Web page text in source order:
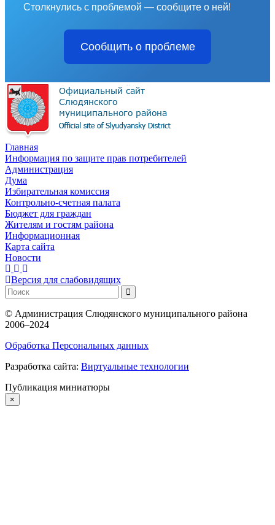
Столкнулись с проблемой — сообщите о ней!
Сообщить о проблеме
Главная
Информация по защите прав потребителей
Администрация
Дума
Избирательная комиссия
Контрольно-счетная палата
Бюджет для граждан
Жителям и гостям района
Информационная
Карта сайта
Новости
Версия для слабовидящих
© Администрация Слюдянского муниципального района
2006–2024
Обработка Персональных данных
Разработка сайта: Виртуальные технологии
Публикация миниатюры
×